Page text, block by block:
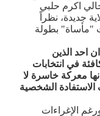
اكرم حلبي
جديدة، نظراً
"مأساة" بطولة
احد الذين
في انتخابات
معركة خاسرة لا
الشخصية
الإغراءات